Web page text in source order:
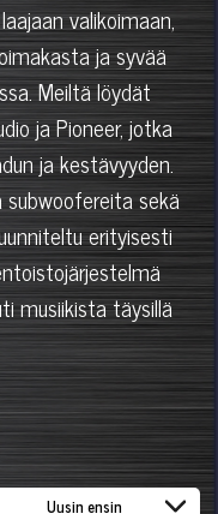
valikoimaan,
ja syvää
Meiltä löydät
ja Pioneer, jotka
ja kestävyyden.
sekä
erityisesti
musiikista täysillä